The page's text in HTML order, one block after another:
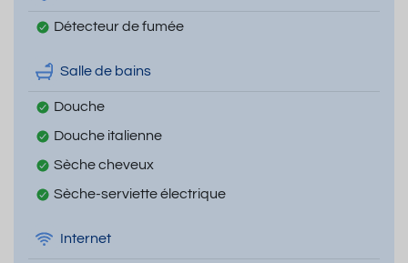
Détecteur de fumée
Salle de bains
Douche
Douche italienne
Sèche cheveux
Sèche-serviette électrique
Internet